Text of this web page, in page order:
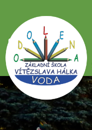
ŠKOLA RODIČE